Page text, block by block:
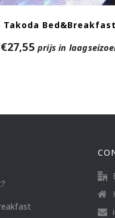
Takoda Bed&Breakfast
€27,55 prijs in